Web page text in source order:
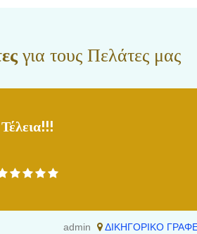
για τους Πελάτες μας
Τέλεια!!!
admin ΔΙΚΗΓΟΡΙΚΟ